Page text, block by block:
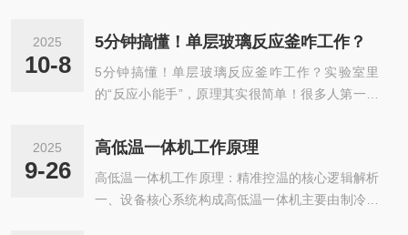
造，该材质含硼量约12%，具备良好的物理化学性
可耐受盐酸、硫酸（氢氟酸除外）、*溶...
架螺丝是否松动，数字化面板显示是否正常，确认
无问题再接电源和外接温控设备。2.物料添加：缓
慢向釜内加物料，避免液体溅到釜壁影响观察，加
完后盖紧釜盖，确保5口接口密封到位，根据实验
接温控设备，待温度接近目标值（如室温至150℃
渐调至所需转速（0-400...
2025
10-8
5分钟搞懂！单层玻璃反应釜咋工作？
5分钟搞懂！单层玻璃反应釜咋工作？实验室里
的“反应小能手”，原理其实很简单！很多人第一次
验。其实它的工作逻辑围绕“控温+反应+回收”展
开，3大核心系统默契配合，咱们一步步说清楚～
第一步：物料反应的“主战场”釜体用高硼硅玻璃制
成，能直接观察内部情况。实验时先把物料倒入釜
2025
9-26
高低温一体机工作原理
高低温一体机工作原理：精准控温的核心逻辑解析
一、设备核心系统构成高低温一体机主要由制冷系